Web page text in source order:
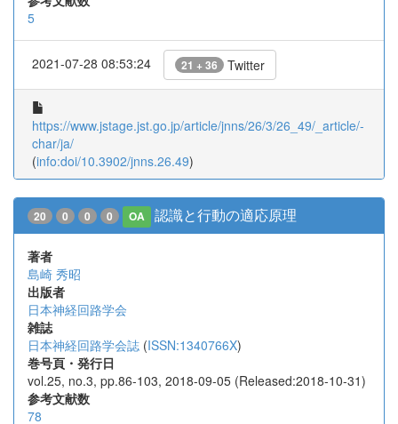
5
2021-07-28 08:53:24 21 + 36 Twitter
https://www.jstage.jst.go.jp/article/jnns/26/3/26_49/_article/-
char/ja/
(info:doi/10.3902/jnns.26.49)
20 0 0 0 OA 認識と行動の適応原理
著者
島崎 秀昭
出版者
日本神経回路学会
雑誌
日本神経回路学会誌 (ISSN:1340766X)
巻号頁・発行日
vol.25, no.3, pp.86-103, 2018-09-05 (Released:2018-10-31)
参考文献数
78